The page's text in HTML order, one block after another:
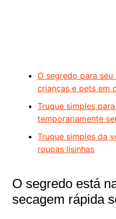
O segredo para
crianças e pets em
Truque simples
temporariamente
Truque simples da
roupas lisinhas
O segredo está
secagem rápida